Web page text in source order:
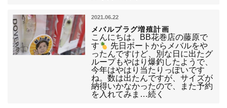
2021.06.22
メバルプラグ増殖計画
こんにちは。BB花巻店の藤原で
す
先日ボートからメバルをや
ったんですけど、別な日に出たグ
ループもやはり爆釣したようで、
今年はやはり当たりっぽいです
ね。数は出たんですが、サイズが
納得いかなかったので、また予約
を入れてみま…続く